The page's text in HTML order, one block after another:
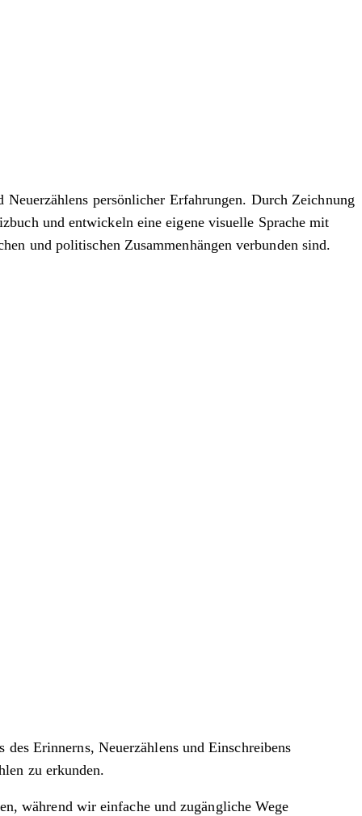
persönlicher Erfahrungen. Durch Zeichnung
und entwickeln eine eigene visuelle Sprache mit
und politischen Zusammenhängen verbunden sind.
Erinnerns, Neuerzählens und Einschreibens
zu erkunden.
während wir einfache und zugängliche Wege